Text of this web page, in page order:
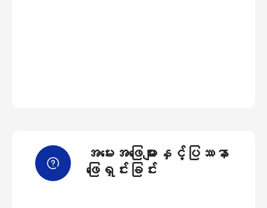
အမေးအဖြေများနှင့်ပြဿနာ
ဖြေရှင်းခြင်း